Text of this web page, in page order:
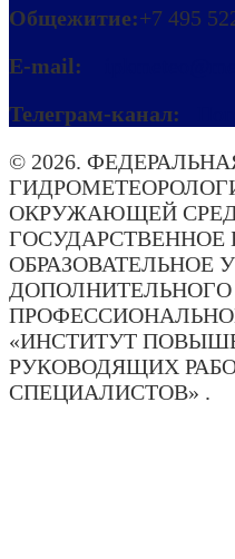
Общежитие:+7 495
E-mail:
Телеграм-канал:
© 2026.
ОКРУЖАЮЩЕЙ
ОБРАЗОВАТЕЛЬНОЕ
ДОПОЛНИТЕЛЬНОГО
«ИНСТИТУТ
РУКОВОДЯЩИХ
СПЕЦИАЛИСТОВ» .